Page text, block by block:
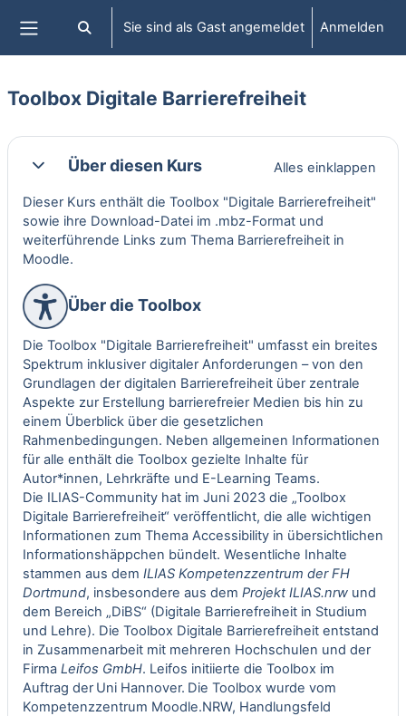
Website-Übersicht
Sucheingabe umschalten
Sie sind als Gast angemeldet Anmelden
Toolbox Digitale Barrierefreiheit
Abschnittsübersicht
EinklappenÜber diesen Kurs Alles einklappen
Dieser Kurs enthält die Toolbox "Digitale Barrierefreiheit"
sowie ihre Download-Datei im .mbz-Format und
weiterführende Links zum Thema Barrierefreiheit in
Moodle.
Über die Toolbox
Die Toolbox "Digitale Barrierefreiheit" umfasst ein breites
Spektrum inklusiver digitaler Anforderungen – von den
Grundlagen der digitalen Barrierefreiheit über zentrale
Aspekte zur Erstellung barrierefreier Medien bis hin zu
einem Überblick über die gesetzlichen
Rahmenbedingungen. Neben allgemeinen Informationen
für alle enthält die Toolbox gezielte Inhalte für
Autor*innen, Lehrkräfte und E-Learning Teams.
Die ILIAS-Community hat im Juni 2023 die „Toolbox
Digitale Barrierefreiheit“ veröffentlicht, die alle wichtigen
Informationen zum Thema Accessibility in übersichtlichen
Informationshäppchen bündelt. Wesentliche Inhalte
stammen aus dem ILIAS Kompetenzzentrum der FH
Dortmund, insbesondere aus dem Projekt ILIAS.nrw und
dem Bereich „DiBS“ (Digitale Barrierefreiheit in Studium
und Lehre). Die Toolbox Digitale Barrierefreiheit entstand
in Zusammenarbeit mit mehreren Hochschulen und der
Firma Leifos GmbH. Leifos initiierte die Toolbox im
Auftrag der Uni Hannover. Die Toolbox wurde vom
Kompetenzzentrum Moodle.NRW, Handlungsfeld